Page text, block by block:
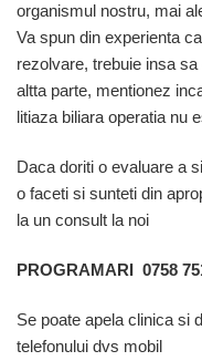
organismul nostru, mai
Va spun din experienta
rezolvare, trebuie insa
altta parte, mentionez
litiaza biliara operatia nu
Daca doriti o evaluare a
o faceti si sunteti din
la un consult la noi
PROGRAMARI 0758
Se poate apela clinica si
telefonului dvs mobil